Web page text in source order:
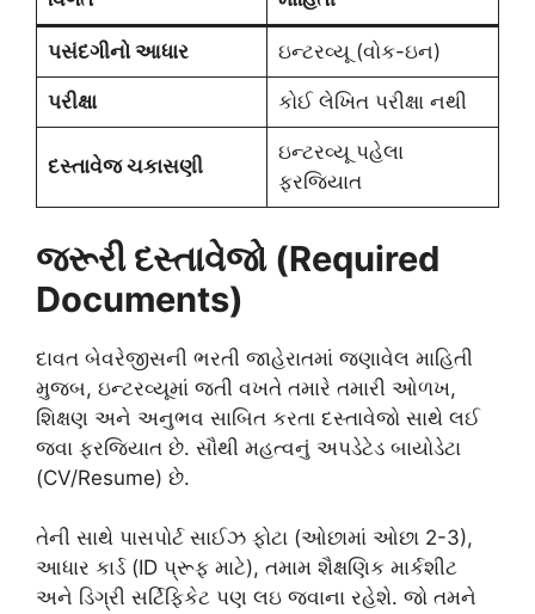
પસંદગીનો આધાર ઇન્ટરવ્યૂ (વોક-ઇન)
પરીક્ષા કોઈ લેખિત પરીક્ષા નથી
દસ્તાવેજ ચકાસણી
ઇન્ટરવ્યૂ પહેલા
ફરજિયાત
જરૂરી દસ્તાવેજો (Required
Documents)
દાવત બેવરેજીસની ભરતી જાહેરાતમાં જણાવેલ માહિતી
મુજબ, ઇન્ટરવ્યૂમાં જતી વખતે તમારે તમારી ઓળખ,
શિક્ષણ અને અનુભવ સાબિત કરતા દસ્તાવેજો સાથે લઈ
જવા ફરજિયાત છે. સૌથી મહત્વનું અપડેટેડ બાયોડેટા
(CV/Resume) છે.
તેની સાથે પાસપોર્ટ સાઈઝ ફોટા (ઓછામાં ઓછા 2-3),
આધાર કાર્ડ (ID પ્રૂફ માટે), તમામ શૈક્ષણિક માર્કશીટ
અને ડિગ્રી સર્ટિફિકેટ પણ લઇ જવાના રહેશે. જો તમને